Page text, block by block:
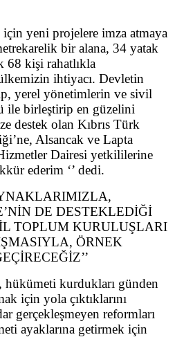
yeni projelere imza atmaya
bir alana, 34 yatak
68 kişi rahatlıkla
ihtiyacı. Devletin
yerel yönetimlerin ve sivil
ile birleştirip en güzelini
destek olan Kıbrıs Türk
Alsancak ve Lapta
Dairesi yetkililerine
ederim ‘’ dedi.
DE DESTEKLEDİĞİ
TOPLUM KURULUŞLARI
ÖRNEK
hükümeti kurdukları günden
için yola çıktıklarını
gerçekleşmeyen reformları
ayaklarına getirmek için